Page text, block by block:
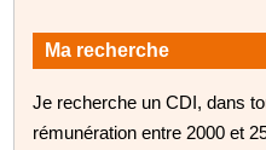
Ma recherche
Je recherche un CDI, dans
rémunération entre 2000 et